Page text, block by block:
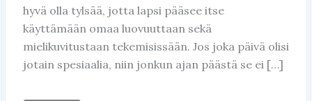
hyvä olla tylsää, jotta lapsi pääsee itse
käyttämään omaa luovuuttaan sekä
mielikuvitustaan tekemisissään. Jos joka päivä olisi
jotain spesiaalia, niin jonkun ajan päästä se ei […]